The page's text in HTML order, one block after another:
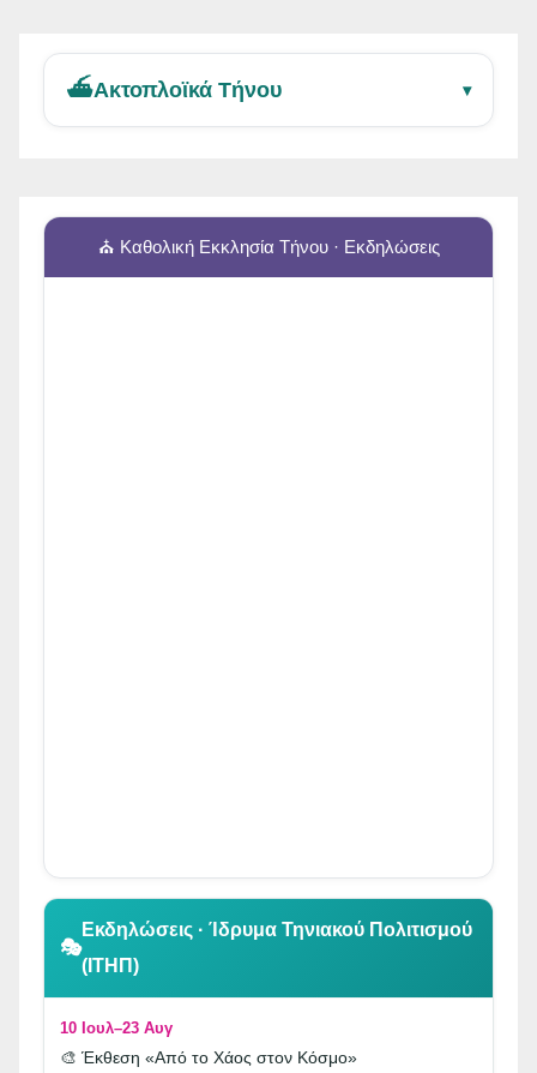
⛴️Ακτοπλοϊκά Τήνου ▾
⛪ Καθολική Εκκλησία Τήνου · Εκδηλώσεις
👆 Κλικ για περιήγηση
🎭
Εκδηλώσεις · Ίδρυμα Τηνιακού Πολιτισμού
(ΙΤΗΠ)
10 Ιουλ–23 Αυγ
🎨 Έκθεση «Από το Χάος στον Κόσμο»